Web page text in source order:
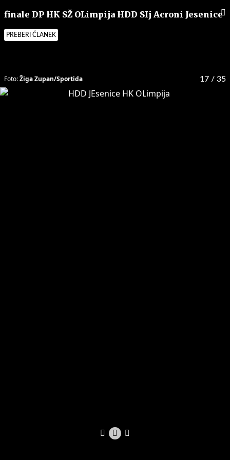
finale DP HK SŽ OLimpija HDD SIj Acroni Jesenice
PREBERI ČLANEK
17 / 35
Foto:Žiga Zupan/Sportida